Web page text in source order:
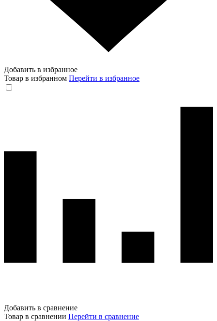
Добавить в избранное
Товар в избранном Перейти в избранное
Добавить в сравнение
Товар в сравнении Перейти в сравнение